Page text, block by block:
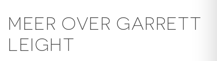
MEER OVER GARRETT
LEIGHT